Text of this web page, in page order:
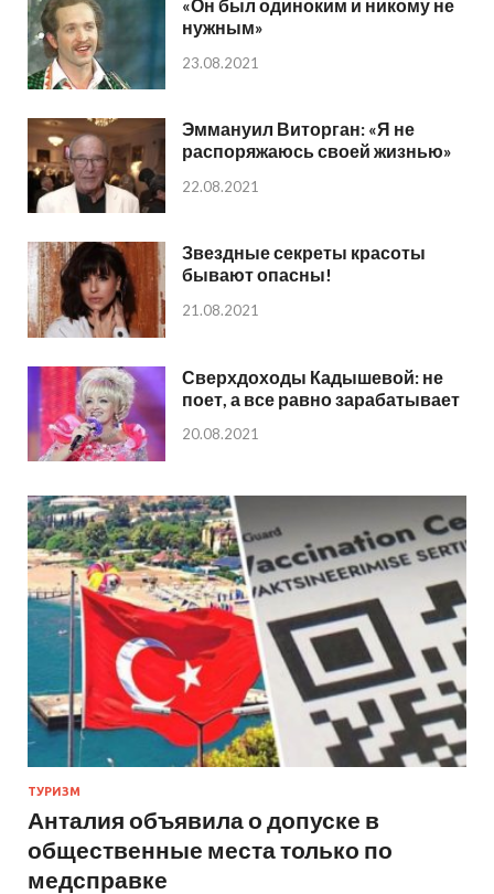
«Он был одиноким и никому не
нужным»
23.08.2021
Эммануил Виторган: «Я не
распоряжаюсь своей жизнью»
22.08.2021
Звездные секреты красоты
бывают опасны!
21.08.2021
Сверхдоходы Кадышевой: не
поет, а все равно зарабатывает
20.08.2021
ТУРИЗМ
Анталия объявила о допуске в
общественные места только по
медсправке